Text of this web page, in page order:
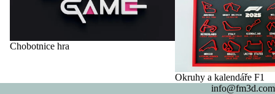
Chobotnice hra
Okruhy a kalendáře F1
info@fm3d.com